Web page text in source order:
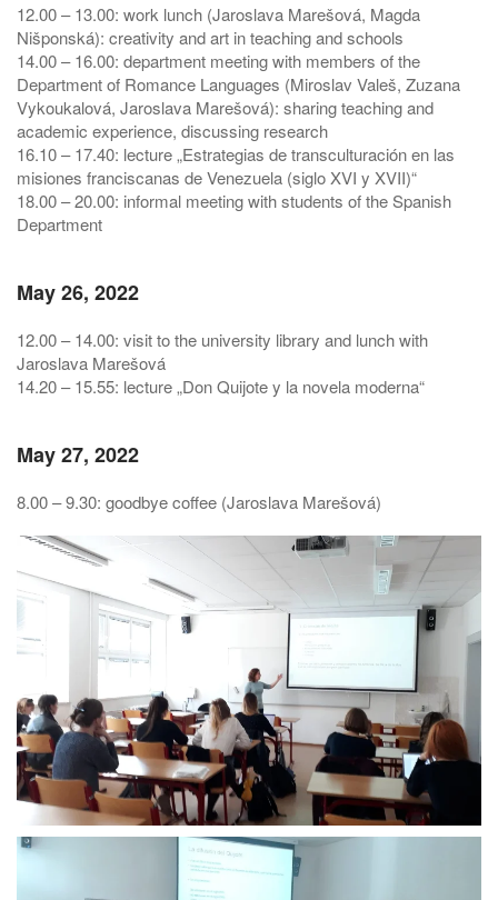
12.00 – 13.00: work lunch (Jaroslava Marešová, Magda
Nišponská): creativity and art in teaching and schools
14.00 – 16.00: department meeting with members of the
Department of Romance Languages (Miroslav Valeš, Zuzana
Vykoukalová, Jaroslava Marešová): sharing teaching and
academic experience, discussing research
16.10 – 17.40: lecture „Estrategias de transculturación en las
misiones franciscanas de Venezuela (siglo XVI y XVII)“
18.00 – 20.00: informal meeting with students of the Spanish
Department
May 26, 2022
12.00 – 14.00: visit to the university library and lunch with
Jaroslava Marešová
14.20 – 15.55: lecture „Don Quijote y la novela moderna“
May 27, 2022
8.00 – 9.30: goodbye coffee (Jaroslava Marešová)